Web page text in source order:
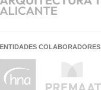
ENTIDADES COLABORADORES